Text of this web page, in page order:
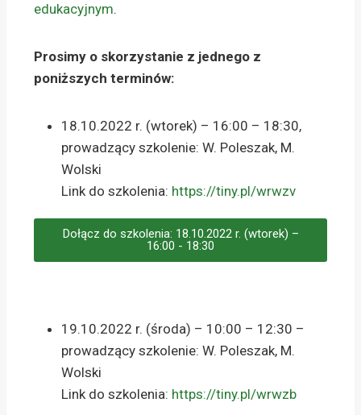
edukacyjnym.
Prosimy o skorzystanie z jednego z
poniższych terminów:
18.10.2022 r. (wtorek) – 16:00 – 18:30,
prowadzący szkolenie: W. Poleszak, M.
Wolski
Link do szkolenia: https://tiny.pl/wrwzv
Dołącz do szkolenia: 18.10.2022 r. (wtorek) –
16:00 - 18:30
19.10.2022 r. (środa) – 10:00 – 12:30 –
prowadzący szkolenie: W. Poleszak, M.
Wolski
Link do szkolenia: https://tiny.pl/wrwzb